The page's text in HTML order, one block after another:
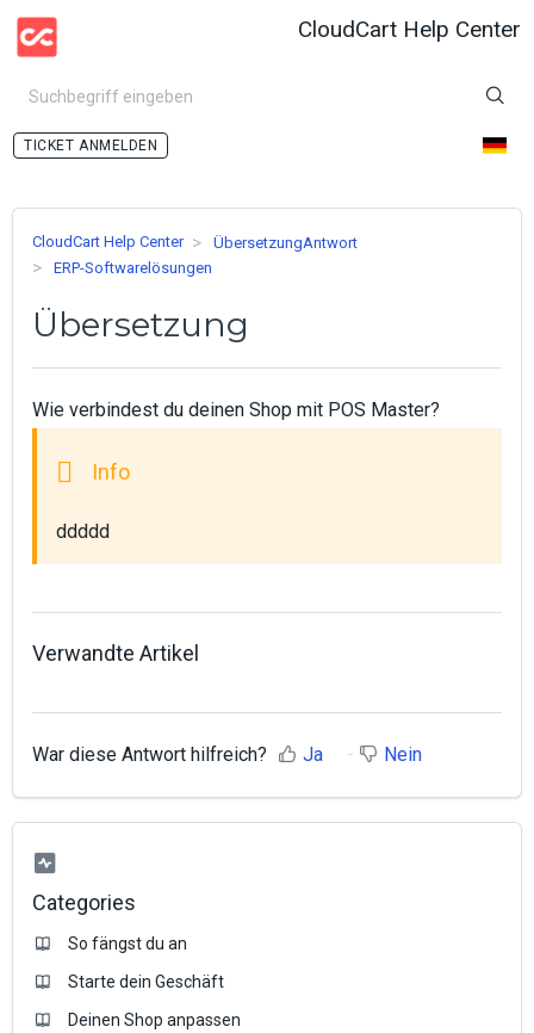
CloudCart Help Center
ANMELDEN
CloudCart Help Center
ÜbersetzungAntwort
ERP-Softwarelösungen
Übersetzung
Wie verbindest du deinen Shop mit POS Master?
ddddd
Verwandte Artikel
War diese Antwort hilfreich? Ja Nein
Categories
So fängst du an
Starte dein Geschäft
Deinen Shop anpassen